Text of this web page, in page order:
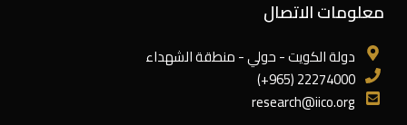
معلومات الاتصال
دولة الكويت - حولي - منطقة الشهداء
22274000 (965+)
research@iico.org